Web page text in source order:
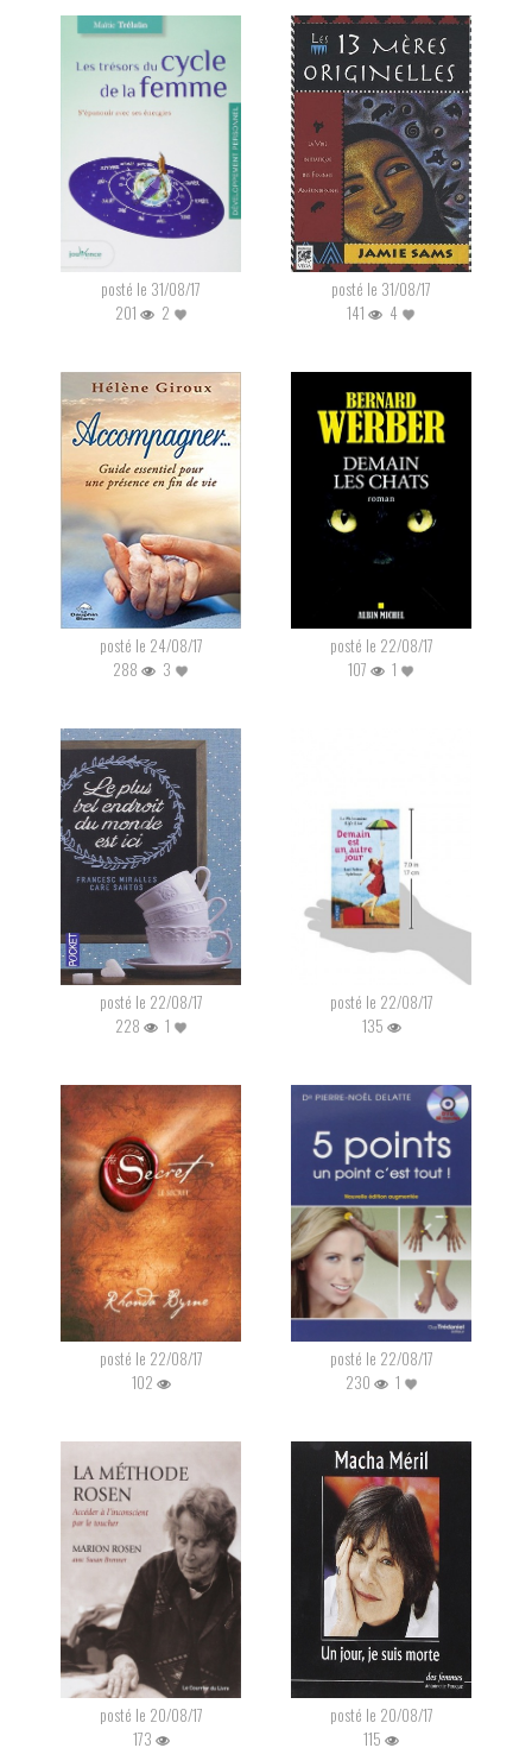
posté le 31/08/17
201
2
posté le 31/08/17
141
4
posté le 24/08/17
288
3
posté le 22/08/17
107
1
posté le 22/08/17
228
1
posté le 22/08/17
135
posté le 22/08/17
102
posté le 22/08/17
230
1
posté le 20/08/17
173
posté le 20/08/17
115